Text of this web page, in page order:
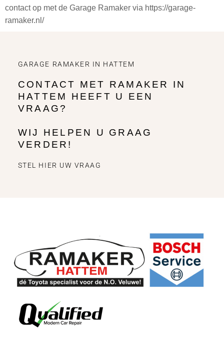
contact op met de Garage Ramaker via https://garage-
ramaker.nl/
GARAGE RAMAKER IN HATTEM
CONTACT MET RAMAKER IN
HATTEM HEEFT U EEN
VRAAG?
WIJ HELPEN U GRAAG
VERDER!
STEL HIER UW VRAAG